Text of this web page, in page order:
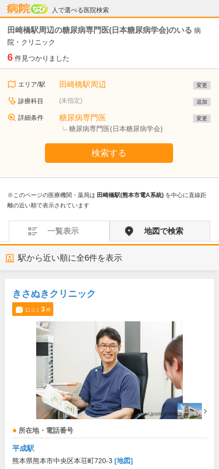
人で選べる医院検索
病院なび
田崎橋駅周辺の糖尿病専門医(日本糖尿病学会)のいる 病
院・クリニック
6 件見つかりました
エリア/駅 田崎橋駅周辺 変更
診療科目 (未指定) 追加
詳細条件 糖尿病専門医
糖尿病専門医(日本糖尿病学会)
変更
検索する
※このページの医療機関・薬局は 田崎橋駅(熊本市電A系統) を中心に直線距
離の近い順で表示されています
一覧表示 地図で検索
駅から近い順に全6件を表示
きさぬきクリニック
口コミ 3件
所在地・電話番号
平成駅
熊本県熊本市中央区本荘町720-3 [地図]